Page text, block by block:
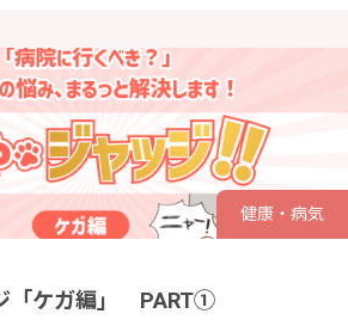
健康・病気
「ケガ編」 PART①